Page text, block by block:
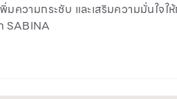
มความกระชับ และเสริมความมั่นใจ
SABINA